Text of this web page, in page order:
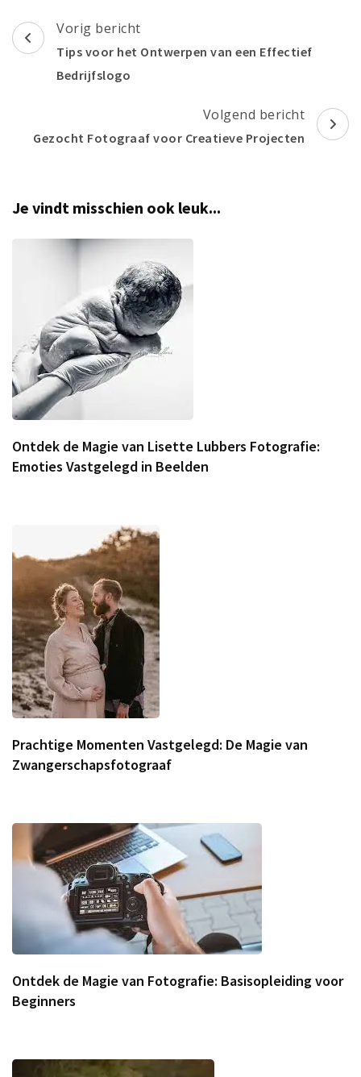
Berichtnavigatie
Vorig bericht
Tips voor het Ontwerpen van een Effectief
Bedrijfslogo
Volgend bericht
Gezocht Fotograaf voor Creatieve Projecten
Je vindt misschien ook leuk...
Ontdek de Magie van Lisette Lubbers Fotografie:
Emoties Vastgelegd in Beelden
Prachtige Momenten Vastgelegd: De Magie van
Zwangerschapsfotograaf
Ontdek de Magie van Fotografie: Basisopleiding voor
Beginners